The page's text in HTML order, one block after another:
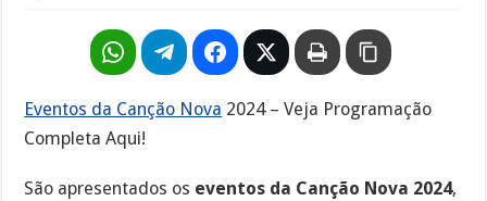
Eventos da Canção Nova 2024 – Veja Programação
Completa Aqui!
São apresentados os eventos da Canção Nova 2024,